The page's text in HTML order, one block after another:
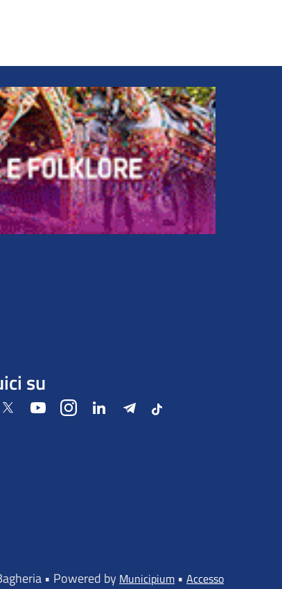
su
Twitter YoutubeInstagramLinkedIn Telegram
Tiktok
• Powered by Municipium • Accesso